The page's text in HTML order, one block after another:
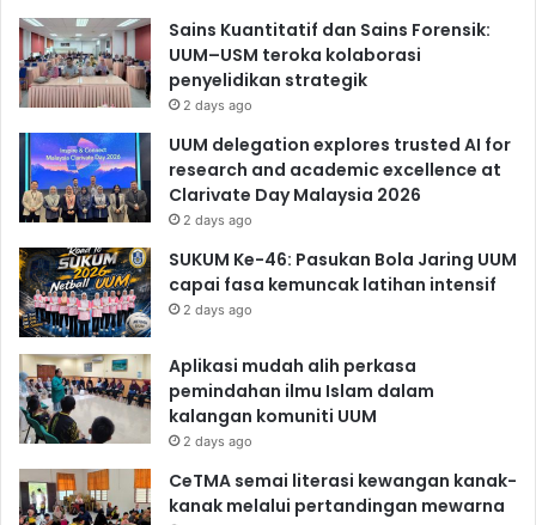
Sains Kuantitatif dan Sains Forensik:
UUM–USM teroka kolaborasi
penyelidikan strategik
2 days ago
UUM delegation explores trusted AI for
research and academic excellence at
Clarivate Day Malaysia 2026
2 days ago
SUKUM Ke-46: Pasukan Bola Jaring UUM
capai fasa kemuncak latihan intensif
2 days ago
Aplikasi mudah alih perkasa
pemindahan ilmu Islam dalam
kalangan komuniti UUM
2 days ago
CeTMA semai literasi kewangan kanak-
kanak melalui pertandingan mewarna